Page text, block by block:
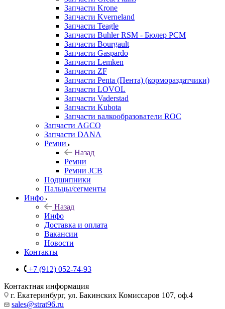
Запчасти Krone
Запчасти Kverneland
Запчасти Teagle
Запчасти Buhler RSM - Бюлер РСМ
Запчасти Bourgault
Запчасти Gaspardo
Запчасти Lemken
Запчасти ZF
Запчасти Penta (Пента) (кормораздатчики)
Запчасти LOVOL
Запчасти Vaderstad
Запчасти Kubota
Запчасти валкообразователи ROC
Запчасти AGCO
Запчасти DANA
Ремни
Назад
Ремни
Ремни JCB
Подшипники
Пальцы/сегменты
Инфо
Назад
Инфо
Доставка и оплата
Вакансии
Новости
Контакты
+7 (912) 052-74-93
Контактная информация
г. Екатеринбург, ул. Бакинских Комиссаров 107, оф.4
sales@strat96.ru